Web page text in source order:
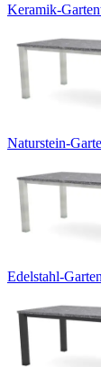
Keramik-
Naturstein-
Edelstahl-